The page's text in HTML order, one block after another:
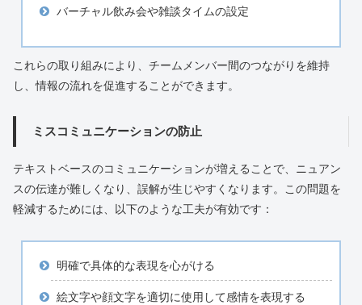
バーチャル飲み会や雑談タイムの設定
これらの取り組みにより、チームメンバー間のつながりを維持
し、情報の流れを促進することができます。
ミスコミュニケーションの防止
テキストベースのコミュニケーションが増えることで、ニュアン
スの伝達が難しくなり、誤解が生じやすくなります。この問題を
軽減するためには、以下のような工夫が有効です：
明確で具体的な表現を心がける
絵文字や顔文字を適切に使用して感情を表現する